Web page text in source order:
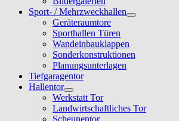
Sport- / Mehrzweckhallen
Geräteraumtore
Sporthallen Türen
Wandeinbauklappen
Sonderkonstruktionen
Planungsunterlagen
Tiefgaragentor
Hallentor
Werkstatt Tor
Landwirtschaftliches Tor
Scheunentor